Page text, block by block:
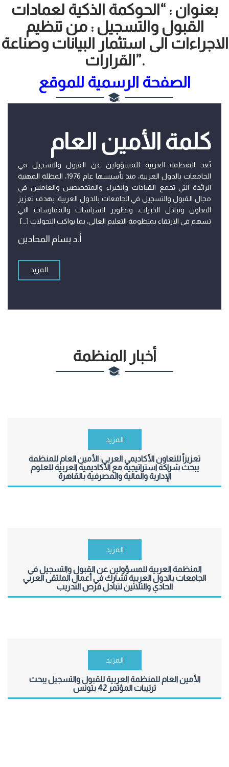
بعنوان : “الحوكمة الذكية لعمادات
القبول والتسجيل : من تنظيم
الاجراءات الى استثمار البيانات وصناعة
القرارات”.
الصفحة الرسمية للموقع
كلمة الأمين العام
تُعد المنظمة العربية للمسؤولين عن القبول والتسجيل في
الجامعات بالدول العربية، منذ تأسيسها عام 1976، المظلة المهنية
الرائدة التي تجمع القيادات والخبراء والمتخصصين والعاملين في
مجال القبول والتسجيل في الجامعات بالدول العربية، بهدف تعزيز
التعاون وتبادل الخبرات، وتطوير السياسات والممارسات التي
تسهم في الارتقاء بمنظومة التعليم العالي، بما يواكب التحولات […]
أ.د بسام المحادين
المزيد
أخبار المنظمة
المزيد
تعزيزاً للتعاون الأكاديمي العربي: الأمين العام للمنظمة
يبحث شراكة استراتيجية مع الأكاديمية العربية للعلوم
الإدارية والمالية والمصرفية بالقاهرة
المزيد
المنظمة العربية للمسؤولين عن القبول والتسجيل في
الجامعات بالدول العربية تشارك في أعمال الملتقى العربي
الحادي والثلاثين لتبادل فرص التدريب
المزيد
الأمين العام للمنظمة العربية للقبول والتسجيل يبحث
ترتيبات المؤتمر 42 بتونس